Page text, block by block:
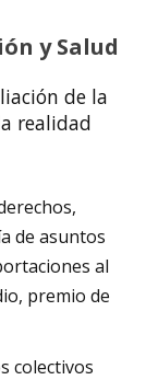
y Salud
de la
realidad
de asuntos
al
premio de
colectivos